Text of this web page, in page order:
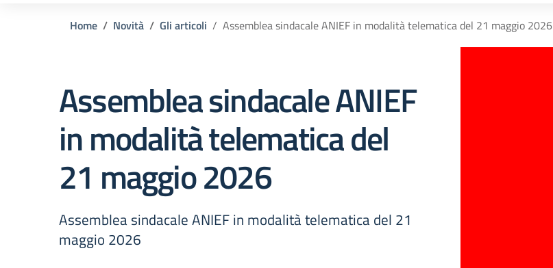
Home Novità Gli articoli Assemblea sindacale ANIEF in modalità telematica del 21 maggio 2026
Assemblea sindacale ANIEF
in modalità telematica del
21 maggio 2026
Assemblea sindacale ANIEF in modalità telematica del 21
maggio 2026